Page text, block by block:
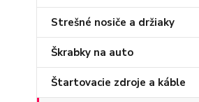
Strešné nosiče a držiaky
Škrabky na auto
Štartovacie zdroje a káble